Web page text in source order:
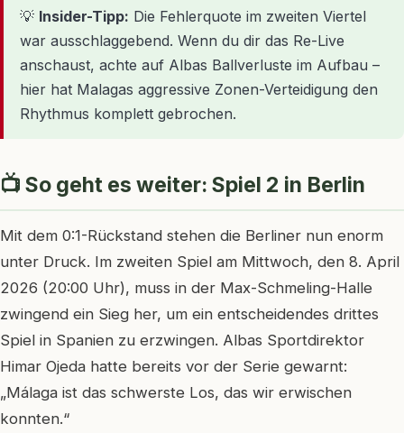
💡 Insider-Tipp: Die Fehlerquote im zweiten Viertel
war ausschlaggebend. Wenn du dir das Re-Live
anschaust, achte auf Albas Ballverluste im Aufbau –
hier hat Malagas aggressive Zonen-Verteidigung den
Rhythmus komplett gebrochen.
📺 So geht es weiter: Spiel 2 in Berlin
Mit dem 0:1-Rückstand stehen die Berliner nun enorm
unter Druck. Im zweiten Spiel am Mittwoch, den 8. April
2026 (20:00 Uhr), muss in der Max-Schmeling-Halle
zwingend ein Sieg her, um ein entscheidendes drittes
Spiel in Spanien zu erzwingen. Albas Sportdirektor
Himar Ojeda hatte bereits vor der Serie gewarnt:
„Málaga ist das schwerste Los, das wir erwischen
konnten.“